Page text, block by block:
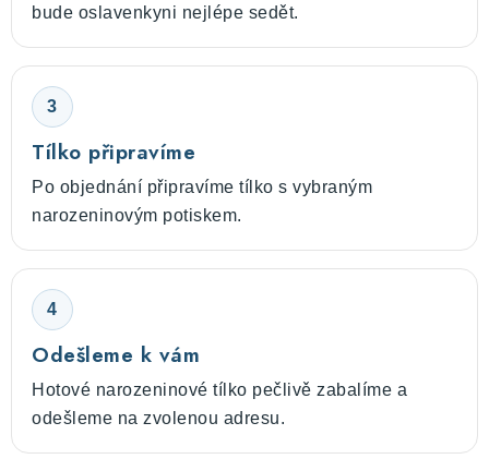
bude oslavenkyni nejlépe sedět.
3
Tílko připravíme
Po objednání připravíme tílko s vybraným
narozeninovým potiskem.
4
Odešleme k vám
Hotové narozeninové tílko pečlivě zabalíme a
odešleme na zvolenou adresu.